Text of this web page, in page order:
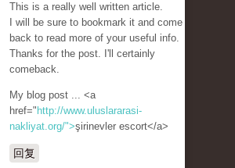
This is a really well written article.
I will be sure to bookmark it and come
back to read more of your useful info.
Thanks for the post. I'll certainly
comeback.
My blog post ... <a
href=" http://www.uluslararasi-
nakliyat.org/">şirinevler escort</a>
回复